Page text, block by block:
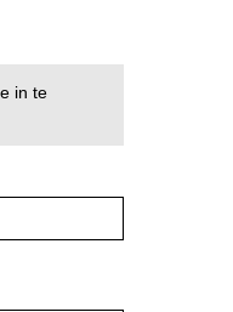
in te